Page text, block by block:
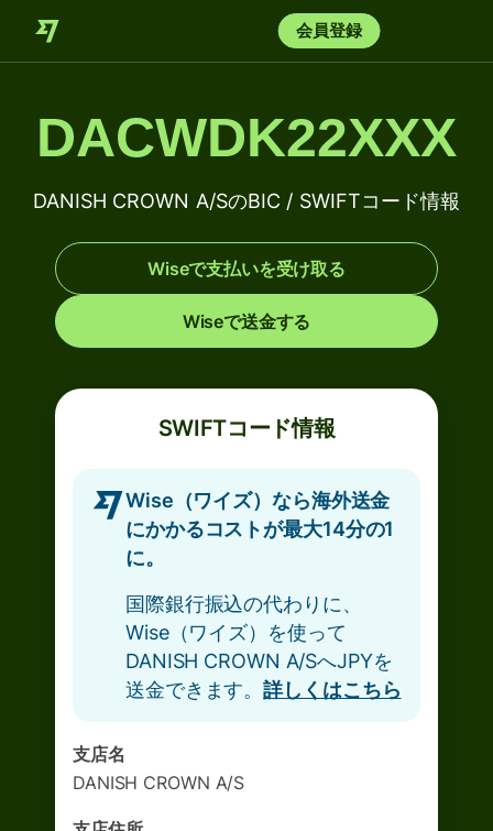
会員登録
DACWDK22XXX
DANISH CROWN A/SのBIC / SWIFTコード情報
Wiseで支払いを受け取る
Wiseで送金する
SWIFTコード情報
Wise（ワイズ）なら海外送金
にかかるコストが最大14分の1
に。
国際銀行振込の代わりに、
Wise（ワイズ）を使って
DANISH CROWN A/SへJPYを
送金できます。詳しくはこちら
支店名
DANISH CROWN A/S